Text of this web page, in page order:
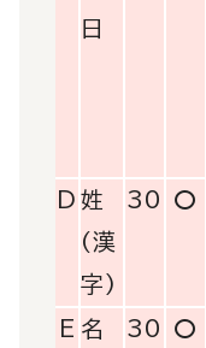
日
D 姓
(漢
字)
30 〇
E 名
30 〇